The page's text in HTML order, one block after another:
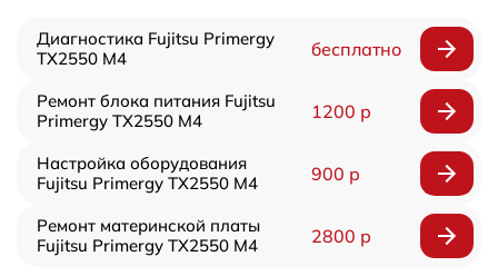
Диагностика Fujitsu Primergy
TX2550 M4
бесплатно
Ремонт блока питания Fujitsu
Primergy TX2550 M4
1200 р
Настройка оборудования
Fujitsu Primergy TX2550 M4
900 р
Ремонт материнской платы
Fujitsu Primergy TX2550 M4
2800 р